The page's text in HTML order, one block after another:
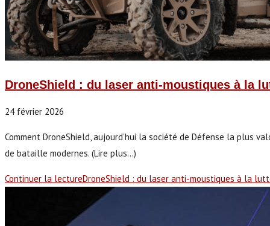
DroneShield : du laser anti-moustiques à la
24 février 2026
Comment DroneShield, aujourd’hui la société de Défense la plus
de bataille modernes. (Lire plus...)
Continuer la lectureDroneShield : du laser anti-moustiques à la